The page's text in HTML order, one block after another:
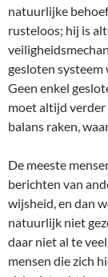
natuurlijke
rusteloos; hij is
gesloten
Geen enkel
moet altijd
balans raken,
De meeste
berichten van
wijsheid, en dan
natuurlijk niet
daar niet al te
mensen die zich